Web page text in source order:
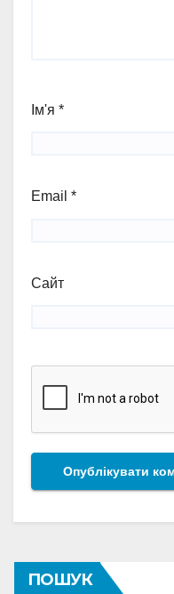
Ім'я *
Email *
Сайт
ПОШУК